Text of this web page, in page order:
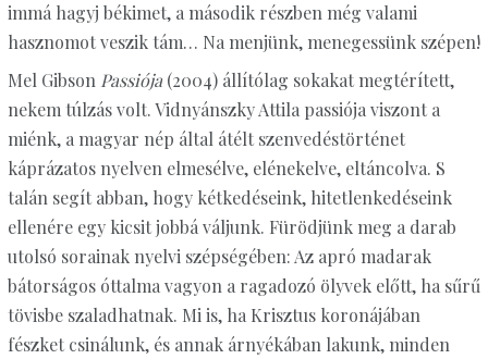
immá hagyj békimet, a második részben még valami
hasznomot veszik tám… Na menjünk, menegessünk szépen!
Mel Gibson Passiója(2004) állítólag sokakat megtérített,
nekem túlzás volt. Vidnyánszky Attila passiója viszont a
miénk, a magyar nép által átélt szenvedéstörténet
káprázatos nyelven elmesélve, elénekelve, eltáncolva. S
talán segít abban, hogy kétkedéseink, hitetlenkedéseink
ellenére egy kicsit jobbá váljunk. Fürödjünk meg a darab
utolsó sorainak nyelvi szépségében: Az apró madarak
bátorságos óttalma vagyon a ragadozó ölyvek előtt, ha sűrű
tövisbe szaladhatnak. Mi is, ha Krisztus koronájában
fészket csinálunk, és annak árnyékában lakunk, minden